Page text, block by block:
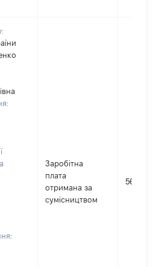
Заробітна
плата
отримана за
сумісництвом
56702